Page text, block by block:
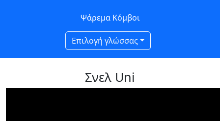
Ψάρεμα Κόμβοι
Επιλογή γλώσσας
Σνελ Uni